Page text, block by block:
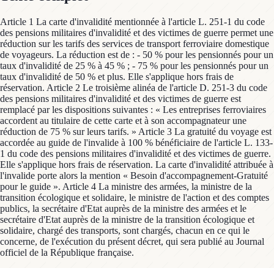
Article 1 La carte d'invalidité mentionnée à l'article L. 251-1 du code
des pensions militaires d'invalidité et des victimes de guerre permet une
réduction sur les tarifs des services de transport ferroviaire domestique
de voyageurs. La réduction est de : - 50 % pour les pensionnés pour un
taux d'invalidité de 25 % à 45 % ; - 75 % pour les pensionnés pour un
taux d'invalidité de 50 % et plus. Elle s'applique hors frais de
réservation. Article 2 Le troisième alinéa de l'article D. 251-3 du code
des pensions militaires d'invalidité et des victimes de guerre est
remplacé par les dispositions suivantes : « Les entreprises ferroviaires
accordent au titulaire de cette carte et à son accompagnateur une
réduction de 75 % sur leurs tarifs. » Article 3 La gratuité du voyage est
accordée au guide de l'invalide à 100 % bénéficiaire de l'article L. 133-
1 du code des pensions militaires d'invalidité et des victimes de guerre.
Elle s'applique hors frais de réservation. La carte d'invalidité attribuée à
l'invalide porte alors la mention « Besoin d'accompagnement-Gratuité
pour le guide ». Article 4 La ministre des armées, la ministre de la
transition écologique et solidaire, le ministre de l'action et des comptes
publics, la secrétaire d'Etat auprès de la ministre des armées et le
secrétaire d'Etat auprès de la ministre de la transition écologique et
solidaire, chargé des transports, sont chargés, chacun en ce qui le
concerne, de l'exécution du présent décret, qui sera publié au Journal
officiel de la République française.